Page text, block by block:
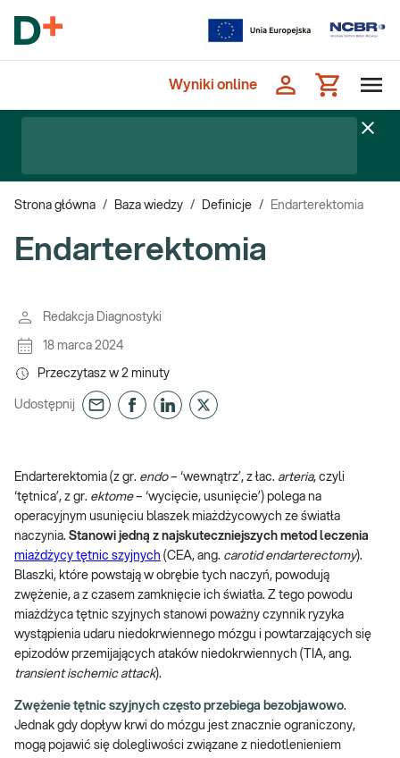
Wyniki online
Strona główna / Baza wiedzy / Definicje / Endarterektomia
Endarterektomia
Redakcja Diagnostyki
18 marca 2024
Przeczytasz w 2 minuty
Udostępnij
Endarterektomia (z gr. endo– ‘wewnątrz’, z łac. arteria, czyli
‘tętnica’, z gr. ektome– ‘wycięcie, usunięcie’) polega na
operacyjnym usunięciu blaszek miażdżycowych ze światła
naczynia. Stanowi jedną z najskuteczniejszych metod leczenia
miażdżycy tętnic szyjnych (CEA, ang. carotid endarterectomy).
Blaszki, które powstają w obrębie tych naczyń, powodują
zwężenie, a z czasem zamknięcie ich światła. Z tego powodu
miażdżyca tętnic szyjnych stanowi poważny czynnik ryzyka
wystąpienia udaru niedokrwiennego mózgu i powtarzających się
epizodów przemijających ataków niedokrwiennych (TIA, ang.
transient ischemic attack).
Zwężenie tętnic szyjnych często przebiega bezobjawowo.
Jednak gdy dopływ krwi do mózgu jest znacznie ograniczony,
mogą pojawić się dolegliwości związane z niedotlenieniem